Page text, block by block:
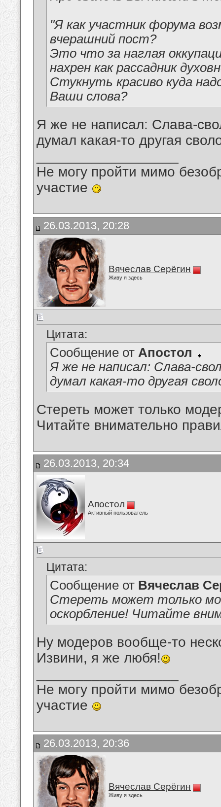
"Я как участник форума
вчерашний пост?
Это что за наглая
нахрен как рассадник
Стукнуть красиво куда
Ваши слова?
Я же не написал: Слава-
думал какая-то другая
Не могу пройти мимо
участие
26.03.2013, 20:28
Вячеслав Серёгин
Живу я здесь
Цитата:
Сообщение от Апостол
Я же не написал: Слава-
думал какая-то другая
Стереть может только
Читайте внимательно
26.03.2013, 20:34
Апостол
Активный пользователь
Цитата:
Сообщение от Вячеслав
Стереть может только
оскорбление! Читайте
Ну модеров вообще-то
Извини, я же любя!
Не могу пройти мимо
участие
26.03.2013, 20:36
Вячеслав Серёгин
Живу я здесь